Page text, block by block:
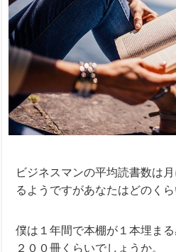
ビジネスマンの平均読書数は
るようですがあなたはどのく
僕は１年間で本棚が１本埋ま
２００冊くらいでしょうか。